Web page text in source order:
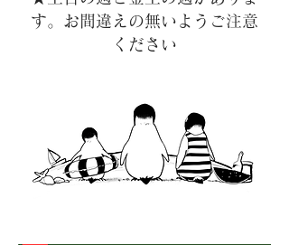
す。お間違えの無いようご注意
ください​